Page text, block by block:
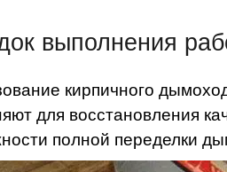
выполнения
кирпичного
для восстановления
полной переделки